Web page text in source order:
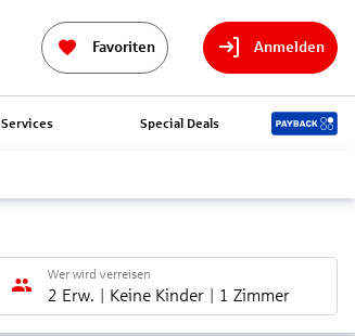
Favoriten Anmelden
Services Special Deals
Wer wird verreisen
2 Erw. Keine Kinder 1 Zimmer